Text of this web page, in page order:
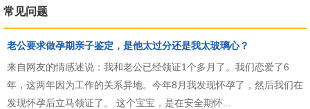
常见问题
老公要求做孕期亲子鉴定，是他太过分还是我太玻璃心？
来自网友的情感述说：我和老公已经领证1个多月了。我们恋爱了6
年，这两年因为工作的关系异地。今年8月我发现怀孕了，然后我们在
发现怀孕后立马领证了。 这个宝宝，是在安全期怀...